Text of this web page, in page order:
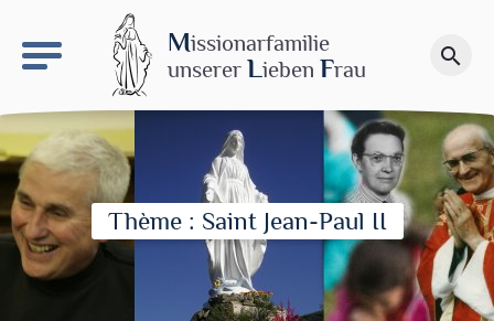
Missionarfamilie
unserer Lieben Frau search
Le site NDN
Spenden
Thème : Saint Jean-Paul II